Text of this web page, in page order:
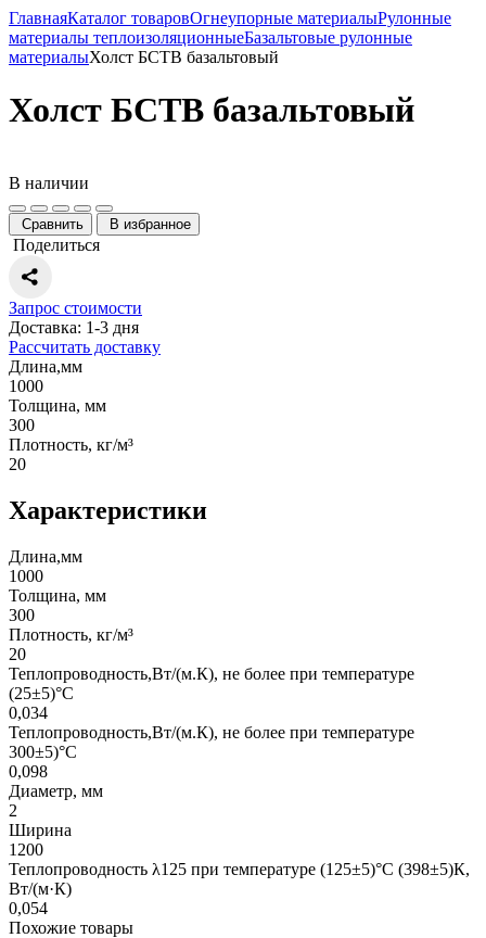
ГлавнаяКаталог товаровОгнеупорные материалыРулонные
материалы теплоизоляционныеБазальтовые рулонные
материалыХолст БСТВ базальтовый
Холст БСТВ базальтовый
В наличии
Сравнить В избранное
Поделиться
Запрос стоимости
Доставка: 1-3 дня
Рассчитать доставку
Длина,мм
1000
Толщина, мм
300
Плотность, кг/м³
20
Характеристики
Длина,мм
1000
Толщина, мм
300
Плотность, кг/м³
20
Теплопроводность,Вт/(м.К), не более при температуре
(25±5)°С
0,034
Теплопроводность,Вт/(м.К), не более при температуре
300±5)°С
0,098
Диаметр, мм
2
Ширина
1200
Теплопроводность λ125 при температуре (125±5)°С (398±5)К,
Вт/(м·К)
0,054
Похожие товары